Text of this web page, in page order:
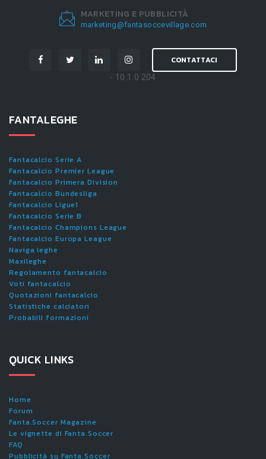
MARKETING E PUBBLICITÀ
marketing@fantasoccevillage.com
CONTATTACI
- 10.1.0.204
FANTALEGHE
Fantacalcio Serie A
Fantacalcio Premier League
Fantacalcio Primera Division
Fantacalcio Bundesliga
Fantacalcio Ligue1
Fantacalcio Serie B
Fantacalcio Champions League
Fantacalcio Europa League
Naviga leghe
Maxileghe
Regolamento fantacalcio
Voti fantacalcio
Quotazioni fantacalcio
Statistiche calciatori
Probabili formazioni
QUICK LINKS
Home
Forum
Fanta.Soccer Magazine
Le vignette di Fanta.Soccer
FAQ
Pubblicità su Fanta.Soccer